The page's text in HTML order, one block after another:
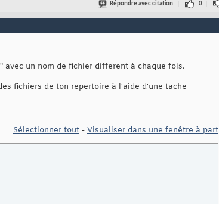
Répondre avec citation 0
un nom de fichier different à chaque fois.
fichiers de ton repertoire à l'aide d'une tache
Sélectionner tout - Visualiser dans une fenêtre à part